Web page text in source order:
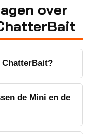
over
ChatterBait?
de Mini en de